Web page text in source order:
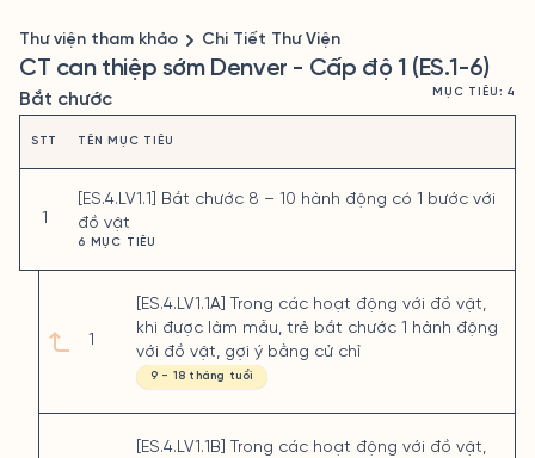
Thư viện tham khảo Chi Tiết Thư Viện
CT can thiệp sớm Denver - Cấp độ 1 (ES.1-6)
Bắt chước MỤC TIÊU: 4
STT
1
TÊN MỤC TIÊU
[ES.4.LV1.1] Bắt chước 8 – 10 hành động có 1 bước với
đồ vật
6 MỤC TIÊU
1
[ES.4.LV1.1A] Trong các hoạt động với đồ vật,
khi được làm mẫu, trẻ bắt chước 1 hành động
với đồ vật, gợi ý bằng cử chỉ
9 - 18 tháng tuổi
[ES.4.LV1.1B] Trong các hoạt động với đồ vật,